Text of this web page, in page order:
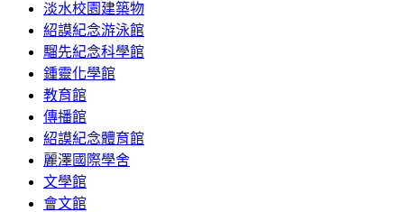
淡水校園建築物
紹謨紀念游泳館
騮先紀念科學館
鍾靈化學館
教育館
傳播館
紹謨紀念體育館
麗澤國際學舍
文學館
會文館